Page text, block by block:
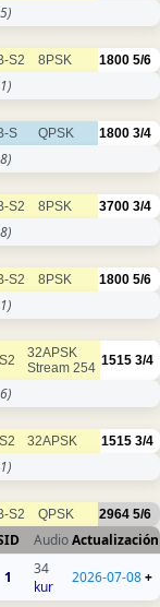
S2 8PSK 1800 5/6
S QPSK 1800 3/4
S2 8PSK 3700 3/4
S2 8PSK 1800 5/6
32APSK
Stream 254 1515 3/4
32APSK 1515 3/4
S2 QPSK 2964 5/6
AudioActualización
1
34
kur
2026-07-08+